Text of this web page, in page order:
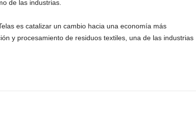
de las industrias.
es catalizar un cambio hacia una economía más
y procesamiento de residuos textiles, una de las industrias